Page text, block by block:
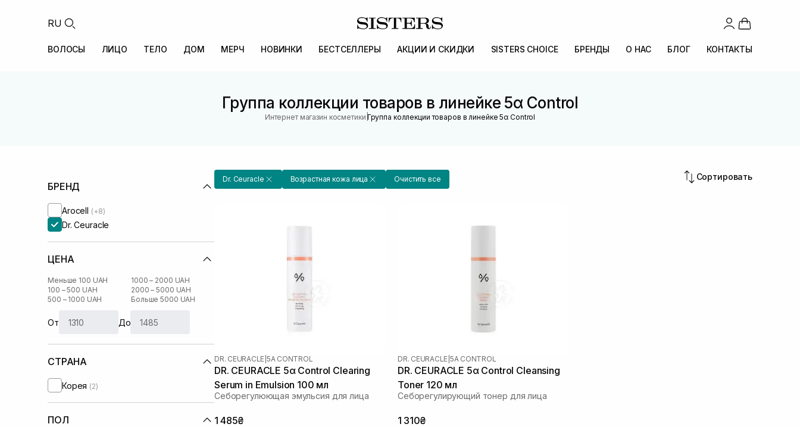
RU
ВОЛОСЫ ЛИЦО ТЕЛО ДОМ МЕРЧ НОВИНКИ БЕСТСЕЛЛЕРЫ АКЦИИ И СКИДКИ SISTERS CHOICE БРЕНДЫ О НАС БЛОГ КОНТАКТЫ
Группа коллекции товаров в линейке 5α Control
Интернет магазин косметики |Группа коллекции товаров в линейке 5α Control
БРЕНД
Arocell (+8)
Dr. Ceuracle
ЦЕНА
Меньше 100 UAH
100 – 500 UAH
500 – 1000 UAH
1000 – 2000 UAH
2000 – 5000 UAH
Больше 5000 UAH
От До
СТРАНА
Корея (2)
ПОЛ
Dr. Ceuracle Возрастная кожа лица Очистить все Сортировать
DR. CEURACLE 5Α CONTROL
DR. CEURACLE 5α Control Clearing
Serum in Emulsion 100 мл
Себорегулюющая эмульсия для лица
1 485₴
DR. CEURACLE 5Α CONTROL
DR. CEURACLE 5α Control Cleansing
Toner 120 мл
Себорегулирующий тонер для лица
1 310₴